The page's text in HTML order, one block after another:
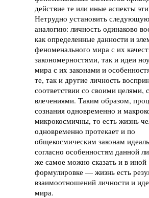
действие те или иные аспекты
Нетрудно установить
аналогию: личность одинаково
как определенные данности и
феноменального мира с их
закономерностями, так и идеи
мира с их законами и
те, так и другие личность
соответствии со своими целями,
влечениями. Таким образом,
сознания одновременно и
микрокосмичны, то есть жизнь
одновременно протекает и по
общекосмическим законам
согласно особенностям данной
же самое можно сказать и в иной
формулировке — жизнь есть
взаимоотношений личности и
мира.